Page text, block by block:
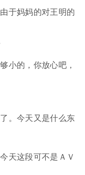
于妈妈的对王明的
的，你放心吧，
。今天又是什么东
天这段可不是ＡＶ